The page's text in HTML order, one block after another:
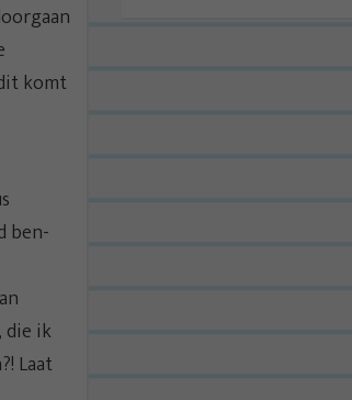
komt
ben-
die ik
Laat